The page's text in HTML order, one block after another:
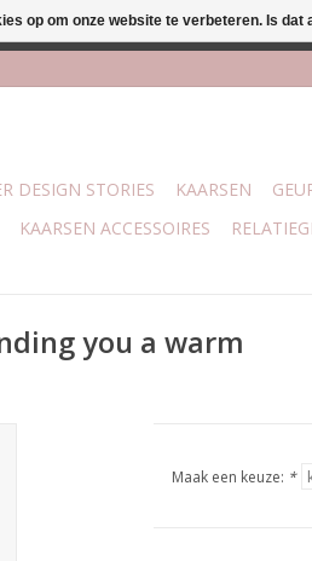
DESIGN STORIES KAARSEN
KAARSEN ACCESSOIRES
you a warm
Maak een keuze: *
op om onze website te verbeteren. Is dat
bij mijn winkel Trotz |